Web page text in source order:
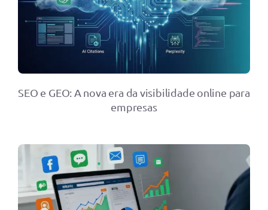
SEO e GEO: A nova era da visibilidade online para
empresas